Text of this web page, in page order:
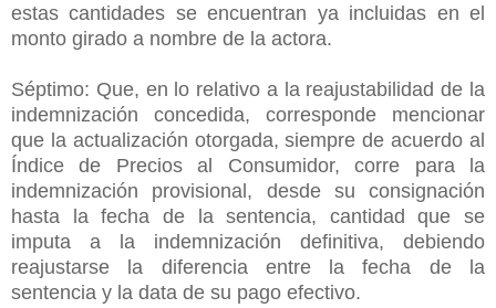
estas cantidades se encuentran ya incluidas en el
monto girado a nombre de la actora.
Séptimo: Que, en lo relativo a la reajustabilidad de la
indemnización concedida, corresponde mencionar
que la actualización otorgada, siempre de acuerdo al
Índice de Precios al Consumidor, corre para la
indemnización provisional, desde su consignación
hasta la fecha de la sentencia, cantidad que se
imputa a la indemnización definitiva, debiendo
reajustarse la diferencia entre la fecha de la
sentencia y la data de su pago efectivo.